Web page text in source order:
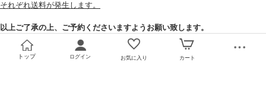
それぞれ送料が発生します。
以上ご了承の上、ご予約くださいますようお願い致します。
トップ ログイン お気に入り カート